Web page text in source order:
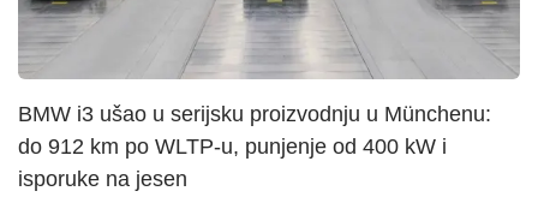
BMW i3 ušao u serijsku proizvodnju u Münchenu:
do 912 km po WLTP-u, punjenje od 400 kW i
isporuke na jesen